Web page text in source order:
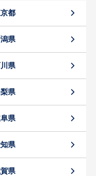
都
県
県
県
県
県
県